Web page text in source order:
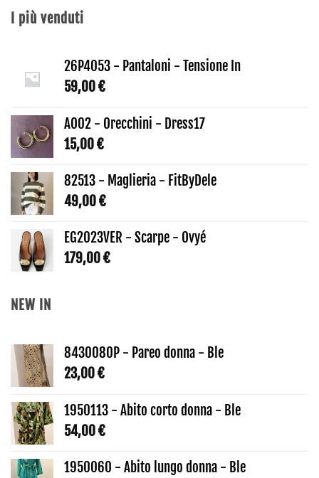
I più venduti
26P4053 - Pantaloni - Tensione In
59,00€
AO02 - Orecchini - Dress17
15,00€
82513 - Maglieria - FitByDele
49,00€
EG2023VER - Scarpe - Ovyé
179,00€
NEW IN
8430080P - Pareo donna - Ble
23,00€
1950113 - Abito corto donna - Ble
54,00€
1950060 - Abito lungo donna - Ble